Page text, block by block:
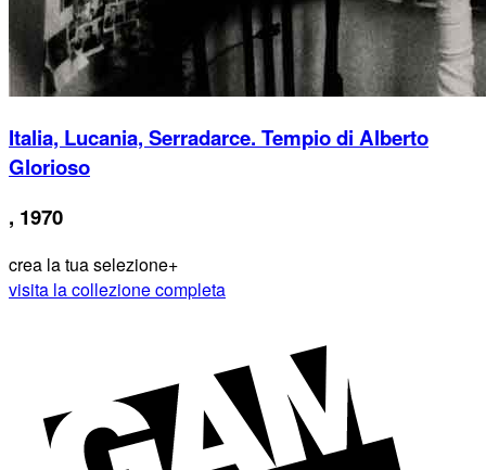
Italia, Lucania, Serradarce. Tempio di Alberto
Glorioso
, 1970
crea la tua selezione+
visita la collezione completa